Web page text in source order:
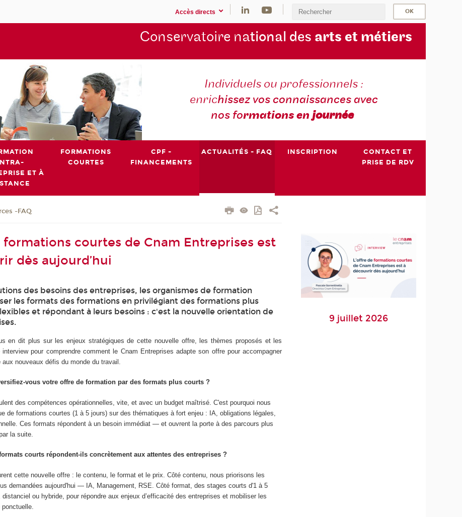
Accès directs
Conservatoire national des arts et métiers
Individuels ou professionnels :
enrichissez vos connaissances avec
nos formations enjournée
ET À
FORMATIONS
COURTES
CPF -
FINANCEMENTS
ACTUALITÉS - FAQ INSCRIPTION
CONTACT ET
PRISE DE RDV
-FAQ
formations courtes de Cnam Entreprises est
dès aujourd’hui
des besoins des entreprises, les organismes de formation
les formats des formations en privilégiant des formations plus
et répondant à leurs besoins : c'est la nouvelle orientation de
en dit plus sur les enjeux stratégiques de cette nouvelle offre, les thèmes proposés et les
pour comprendre comment le Cnam Entreprises adapte son offre pour accompagner
nouveaux défis du monde du travail.
vous votre offre de formation par des formats plus courts ?
des compétences opérationnelles, vite, et avec un budget maîtrisé. C'est pourquoi nous
de formations courtes (1 à 5 jours) sur des thématiques à fort enjeu : IA, obligations légales,
Ces formats répondent à un besoin immédiat — et ouvrent la porte à des parcours plus
la suite.
courts répondent-ils concrètement aux attentes des entreprises ?
cette nouvelle offre : le contenu, le format et le prix. Côté contenu, nous priorisons les
demandées aujourd'hui — IA, Management, RSE. Côté format, des stages courts d'1 à 5
ou hybride, pour répondre aux enjeux d’efficacité des entreprises et mobiliser les
9 juillet 2026